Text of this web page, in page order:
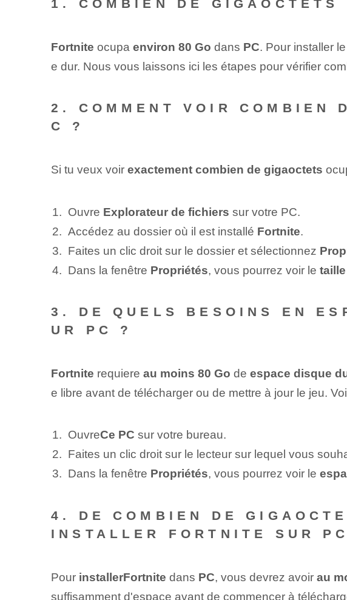
1. COMBIEN DE
Fortnite ocupa environ 80 Go dans PC. Pour installer
e dur. Nous vous laissons ici les étapes pour vérifier
2. COMMENT VOIR COMBIEN
C ?
Si tu veux voir exactement combien de gigaoctets
Ouvre Explorateur de fichiers ‌ sur votre PC.
Accédez au dossier où il est installé Fortnite.
Faites un clic droit sur le dossier et sélectionnez
Dans la fenêtre Propriétés, vous pourrez voir le
3. DE QUELS BESOINS EN
UR PC ?
Fortnite requiere au moins 80 Go ⁤ de espace disque
e libre avant de télécharger ou de mettre à jour le jeu.
OuvreCe PC sur votre bureau.
Faites un clic droit sur⁢ le lecteur sur lequel vous
Dans la fenêtre Propriétés, vous pourrez voir le
4. DE COMBIEN DE
INSTALLER FORTNITE SUR
Pour⁢ installerFortnite dans PC, vous devrez avoir au
suffisamment d'espace avant de commencer à